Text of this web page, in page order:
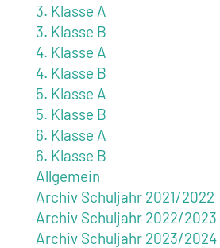
3. Klasse A
3. Klasse B
4. Klasse A
4. Klasse B
5. Klasse A
5. Klasse B
6. Klasse A
6. Klasse B
Allgemein
Archiv Schuljahr 2021/2022
Archiv Schuljahr 2022/2023
Archiv Schuljahr 2023/2024